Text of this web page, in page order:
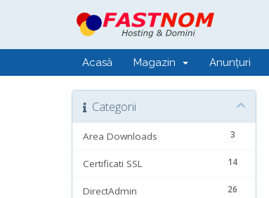
Acasă Magazin Anunțuri
Categorii
3
Area Downloads
14
Certificati SSL
26
DirectAdmin